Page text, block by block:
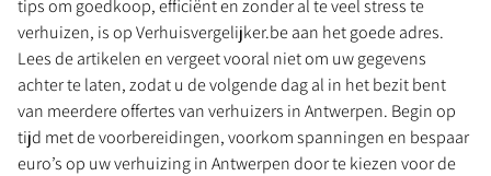
tips om goedkoop, efficiënt en zonder al te veel stress te
verhuizen, is op Verhuisvergelijker.be aan het goede adres.
Lees de artikelen en vergeet vooral niet om uw gegevens
achter te laten, zodat u de volgende dag al in het bezit bent
van meerdere offertes van verhuizers in Antwerpen. Begin op
tijd met de voorbereidingen, voorkom spanningen en bespaar
euro’s op uw verhuizing in Antwerpen door te kiezen voor de